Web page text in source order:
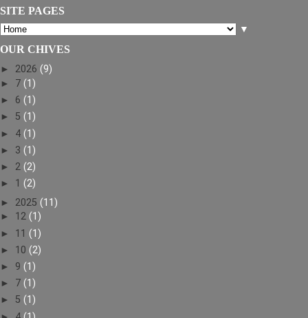
SITE PAGES
▼
OUR CHIVES
► 2026 (9)
► 7 (1)
► 6 (1)
► 5 (1)
► 4 (1)
► 3 (1)
► 2 (2)
► 1 (2)
► 2025 (11)
► 12 (1)
► 11 (1)
► 10 (2)
► 9 (1)
► 7 (1)
► 5 (1)